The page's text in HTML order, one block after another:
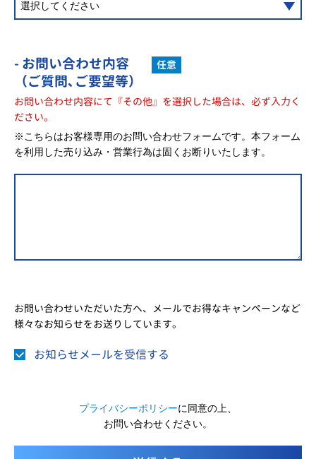
- お問い合わせ内容
（ご質問､ご要望等）
任意
お問い合わせ内容にて『その他』を選択した場合は、必ず入力く
ださい。
※こちらはお客様専用のお問い合わせフォームです。本フォーム
を利用した売り込み・営業行為は固くお断りいたします。
お問い合わせいただいた方へ、メールでお得なキャンペーンなど
様々なお知らせをお送りしています。
お知らせメールを受信する
プライバシーポリシーに同意の上、
お問い合わせください。